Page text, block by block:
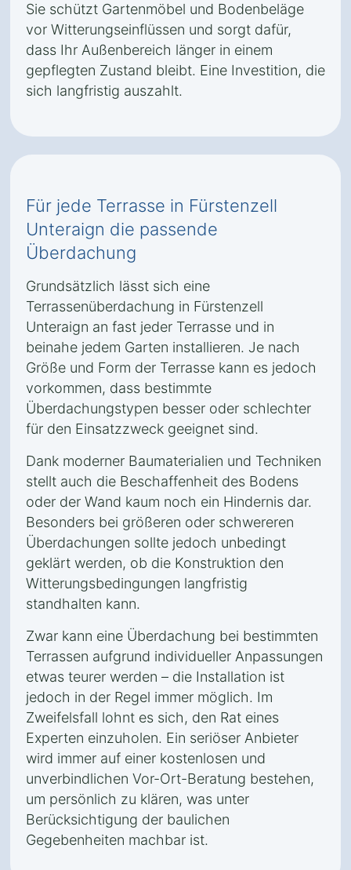
Sie schützt Gartenmöbel und Bodenbeläge
vor Witterungseinflüssen und sorgt dafür,
dass Ihr Außenbereich länger in einem
gepflegten Zustand bleibt. Eine Investition, die
sich langfristig auszahlt.
Für jede Terrasse in Fürstenzell
Unteraign die passende
Überdachung
Grundsätzlich lässt sich eine
Terrassenüberdachung in Fürstenzell
Unteraign an fast jeder Terrasse und in
beinahe jedem Garten installieren. Je nach
Größe und Form der Terrasse kann es jedoch
vorkommen, dass bestimmte
Überdachungstypen besser oder schlechter
für den Einsatzzweck geeignet sind.
Dank moderner Baumaterialien und Techniken
stellt auch die Beschaffenheit des Bodens
oder der Wand kaum noch ein Hindernis dar.
Besonders bei größeren oder schwereren
Überdachungen sollte jedoch unbedingt
geklärt werden, ob die Konstruktion den
Witterungsbedingungen langfristig
standhalten kann.
Zwar kann eine Überdachung bei bestimmten
Terrassen aufgrund individueller Anpassungen
etwas teurer werden – die Installation ist
jedoch in der Regel immer möglich. Im
Zweifelsfall lohnt es sich, den Rat eines
Experten einzuholen. Ein seriöser Anbieter
wird immer auf einer kostenlosen und
unverbindlichen Vor-Ort-Beratung bestehen,
um persönlich zu klären, was unter
Berücksichtigung der baulichen
Gegebenheiten machbar ist.